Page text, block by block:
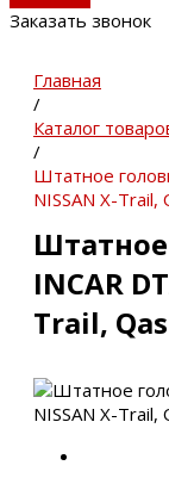
Заказать звонок
Главная
/
Каталог
/
Штатное
NISSAN X-Trail,
Штатное
INCAR
Trail,